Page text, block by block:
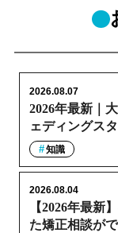
2026年最新｜
ェディングス
2026.08.07
知識
【2026年最新
た矯正相談が
2026.08.04